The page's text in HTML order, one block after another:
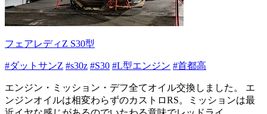
フェアレディZ S30型
#ダットサンZ #s30z #S30 #L型エンジン #首都高
エンジン・ミッション・デフ全てオイル交換しました。 エ
ンジンオイルは相変わらずのカストロRS。ミッションは最